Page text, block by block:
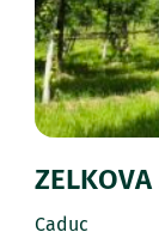
Caduc